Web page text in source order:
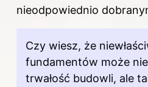
nieodpowiednio
Czy wiesz, że
fundamentów może
trwałość budowli, ale